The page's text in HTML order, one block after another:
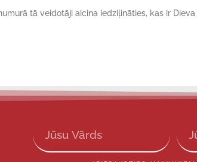
tā veidotāji aicina iedziļināties, kas ir Dieva